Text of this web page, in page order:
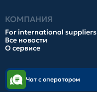
КОМПАНИЯ
For international suppliers
Все новости
О сервисе
Чат с оператором